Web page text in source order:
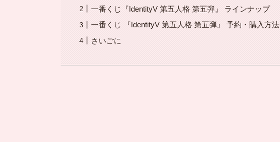
一番くじ『IdentityV 第五人格 第五弾』 ラインナップ
一番くじ 『IdentityV 第五人格 第五弾』 予約・購入方法
さいごに